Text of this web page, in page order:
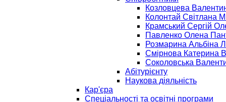
Козловцева
Колонтай Світлана
Крамський Сергій
Павленко Олена
Розмарина Альбіна
Смірнова Катерина
Соколовська
Абітурієнту
Наукова діяльність
Кар'єра
Спеціальності та освітні програми